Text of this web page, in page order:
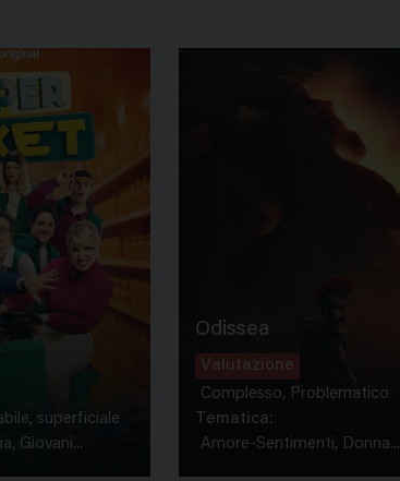
superficiale
Giovani...
Odissea
Valutazione
Complesso, Problematico
Tematica:
Amore-Sentimenti, Donna...